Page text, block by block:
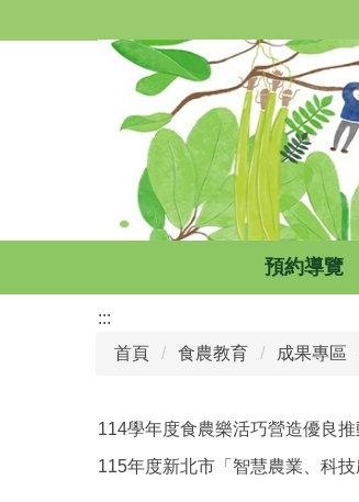
到
預約導覽
:::
首頁
食農教育 成果專區
114學年度食農樂活巧營造優良
115年度新北市「智慧農業、科